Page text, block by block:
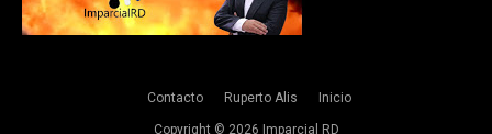
Contacto Ruperto Alis Inicio
Copyright © 2026 Imparcial RD